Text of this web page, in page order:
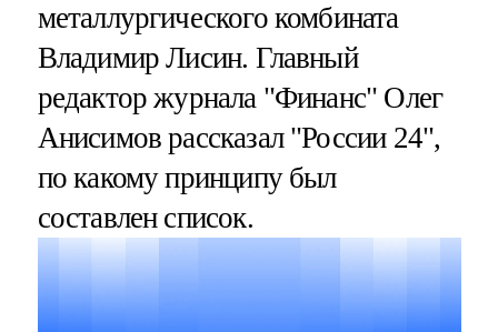
металлургического комбината
Владимир Лисин. Главный
редактор журнала "Финанс" Олег
Анисимов рассказал "России 24",
по какому принципу был
составлен список.